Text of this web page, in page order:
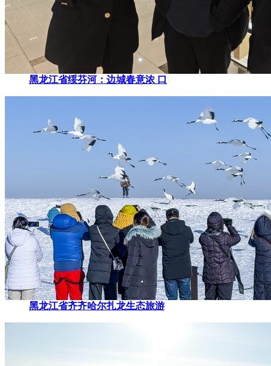
黑龙江省绥芬河：边城春意浓 口
黑龙江省齐齐哈尔扎龙生态旅游